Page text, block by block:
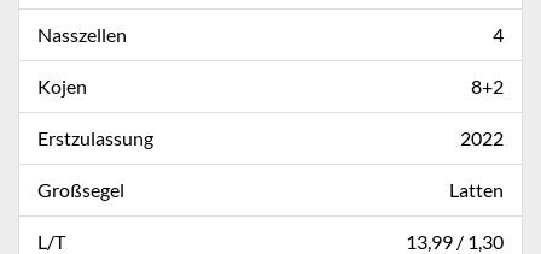
Nasszellen 4
Kojen 8+2
Erstzulassung 2022
Großsegel Latten
L/T 13,99 / 1,30